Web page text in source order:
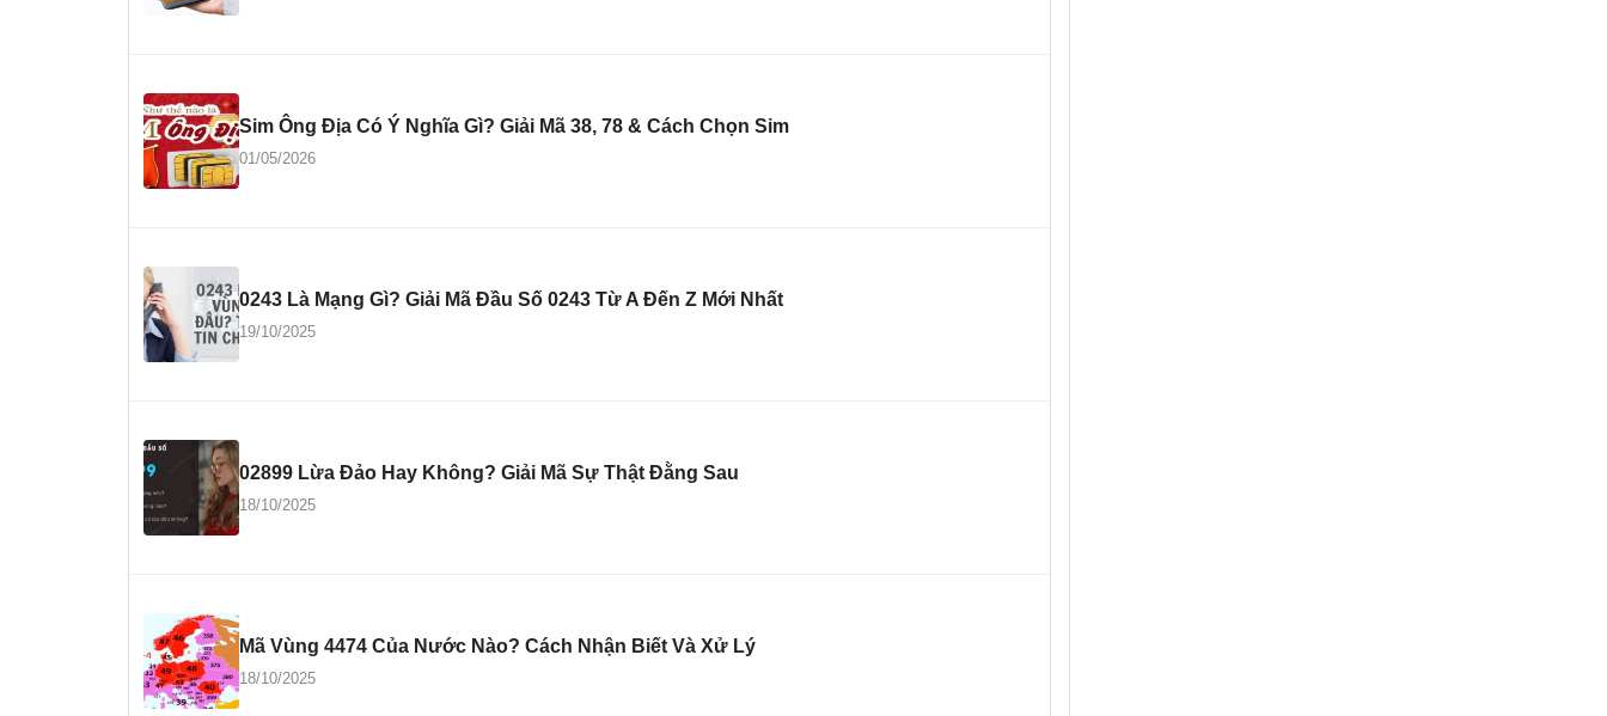
Sim Ông Địa Có Ý Nghĩa Gì? Giải Mã 38, 78 & Cách Chọn Sim
01/05/2026
0243 Là Mạng Gì? Giải Mã Đầu Số 0243 Từ A Đến Z Mới Nhất
19/10/2025
02899 Lừa Đảo Hay Không? Giải Mã Sự Thật Đằng Sau
18/10/2025
Mã Vùng 4474 Của Nước Nào? Cách Nhận Biết Và Xử Lý
18/10/2025